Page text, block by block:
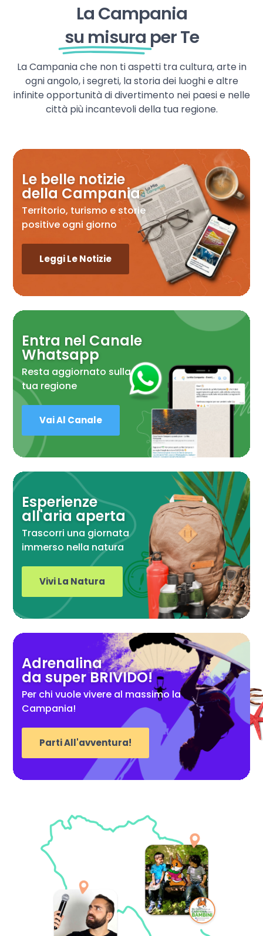
La Campania
su misura per Te
La Campania che non ti aspetti tra cultura, arte in
ogni angolo, i segreti, la storia dei luoghi e altre
infinite opportunità di divertimento nei paesi e nelle
città più incantevoli della tua regione.
Le belle notizie
della Campania
Territorio, turismo e storie
positive ogni giorno
Leggi Le Notizie
Entra nel Canale
Whatsapp
Resta aggiornato sulla
tua regione
Vai Al Canale
Esperienze
all'aria aperta
Trascorri una giornata
immerso nella natura
Vivi La Natura
Adrenalina
da super BRIVIDO!
Per chi vuole vivere al massimo la
Campania!
Parti All'avventura!